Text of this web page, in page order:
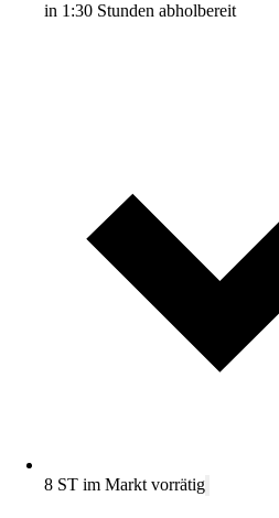
in 1:30 Stunden abholbereit
8 ST im Markt vorrätig